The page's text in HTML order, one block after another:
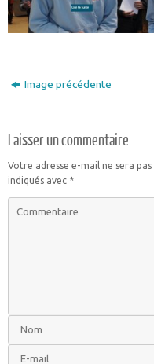
Image précédente
Laisser un commentaire
Votre adresse e-mail ne sera pas
indiqués avec *